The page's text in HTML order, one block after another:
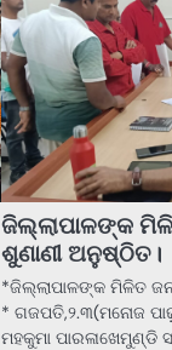
ଜିଲ୍ଲାପାଳଙ୍କ
ଶୁଣାଣୀ ଅନୁଷ୍ଠିତ।
*ଜିଲ୍ଲାପାଳଙ୍କ ମିଳିତ
* ଗଜପତି,୨.୩(ମନୋଜ
ମହକୁମା ପାରଳାଖେମୁଣ୍ଡି